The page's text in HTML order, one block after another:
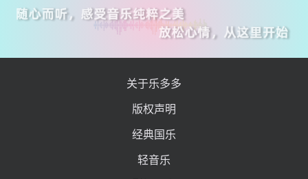
关于乐多多
版权声明
经典国乐
轻音乐